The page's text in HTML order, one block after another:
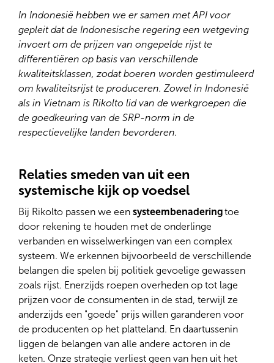
In Indonesië hebben we er samen met API voor
gepleit dat de Indonesische regering een wetgeving
invoert om de prijzen van ongepelde rijst te
differentiëren op basis van verschillende
kwaliteitsklassen, zodat boeren worden gestimuleerd
om kwaliteitsrijst te produceren. Zowel in Indonesië
als in Vietnam is Rikolto lid van de werkgroepen die
de goedkeuring van de SRP-norm in de
respectievelijke landen bevorderen.
Relaties smeden van uit een
systemische kijk op voedsel
Bij Rikolto passen we een systeembenaderingtoe
door rekening te houden met de onderlinge
verbanden en wisselwerkingen van een complex
systeem. We erkennen bijvoorbeeld de verschillende
belangen die spelen bij politiek gevoelige gewassen
zoals rijst. Enerzijds roepen overheden op tot lage
prijzen voor de consumenten in de stad, terwijl ze
anderzijds een "goede" prijs willen garanderen voor
de producenten op het platteland. En daartussenin
liggen de belangen van alle andere actoren in de
keten. Onze strategie verliest geen van hen uit het